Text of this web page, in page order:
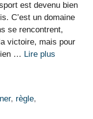
est devenu bien
C’est un domaine
se rencontrent,
victoire, mais pour
… Lire plus
, règle,